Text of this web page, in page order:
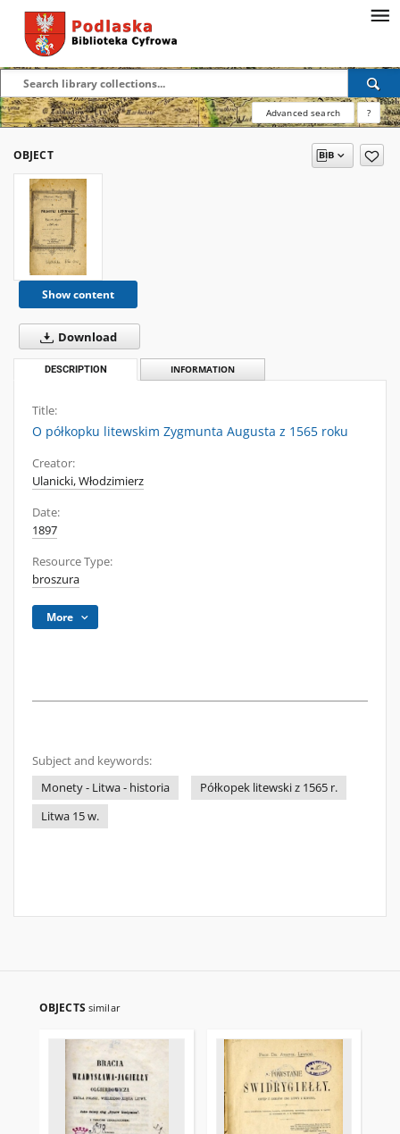
Advanced search ?
OBJECT
Show content
Download
DESCRIPTION INFORMATION
Title:
O półkopku litewskim Zygmunta Augusta z 1565 roku
Creator:
Ulanicki, Włodzimierz
Date:
1897
Resource Type:
broszura
More
Subject and keywords:
Monety - Litwa - historia
Półkopek litewski z 1565 r.
Litwa 15 w.
OBJECTS similar